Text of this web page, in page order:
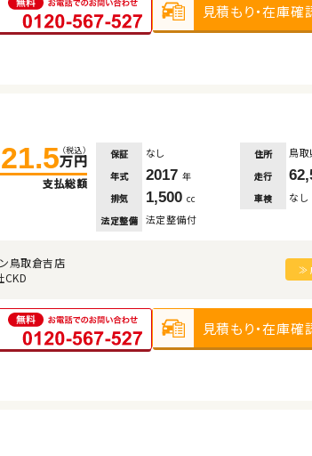
見積もり・在庫確
（税込）
万円
支払総額
保証 なし 住所 鳥取
年式 2017 年 走行
排気
1,500 cc 車検 なし
法定整備 法定整備付
鳥取倉吉店
CKD
≫
見積もり・在庫確